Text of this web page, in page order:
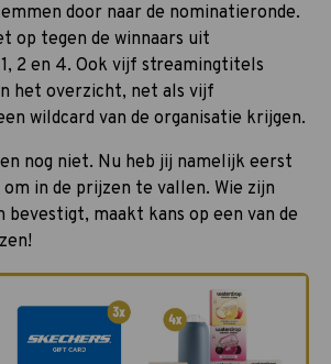
door naar de nominatieronde.
op tegen de winnaars uit
2 en 4. Ook vijf streamingtitels
het overzicht, net als vijf
wildcard van de organisatie krijgen.
nog niet. Nu heb jij namelijk eerst
in de prijzen te vallen. Wie zijn
maakt kans op een van de